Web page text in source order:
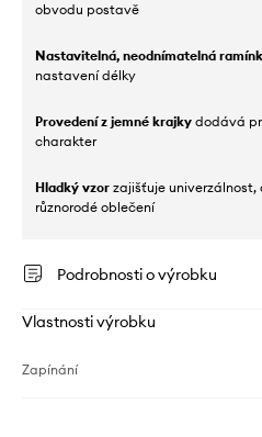
obvodu postavě
Nastavitelná, neodnímatelná
nastavení délky
Provedení z jemné krajky dodává
charakter
Hladký vzor zajišťuje univerzálnost,
různorodé oblečení
Podrobnosti o výrobku
Vlastnosti výrobku
Zapínání